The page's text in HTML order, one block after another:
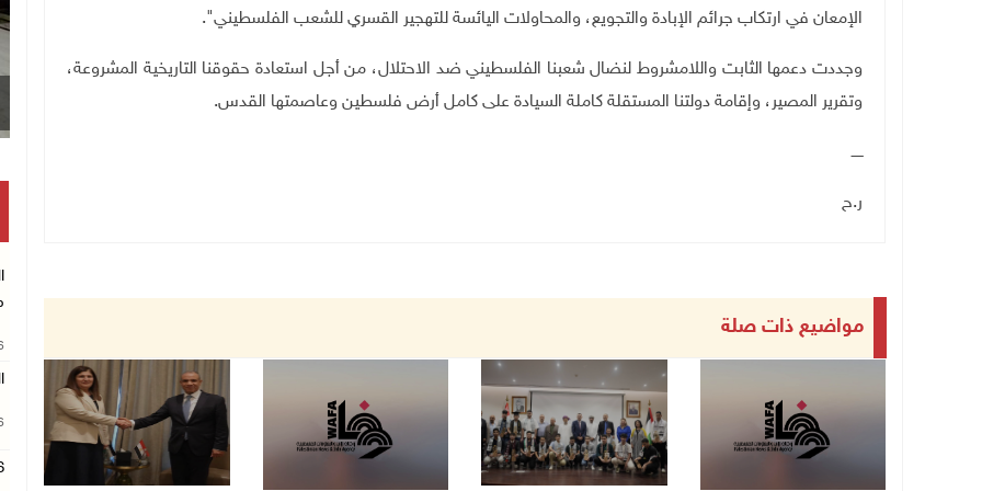
الإمعان في ارتكاب جرائم الإبادة والتجويع، والمحاولات اليائسة للتهجير القسري للشعب الفلسطيني".
وجددت دعمها الثابت واللامشروط لنضال شعبنا الفلسطيني ضد الاحتلال، من أجل استعادة حقوقنا التاريخية المشروعة،
وتقرير المصير، وإقامة دولتنا المستقلة كاملة السيادة على كامل أرض فلسطين وعاصمتها القدس.
ـــــ
ر.ح
مواضيع ذات صلة